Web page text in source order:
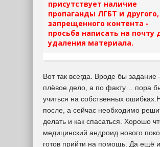
присутствует наличие
пропаганды ЛГБТ и другого,
запрещенного контента -
просьба написать на почту
удаления материала.
Вот так всегда. Вроде бы задание
плёвое дело, а по факту… пора
учиться на собственных
после, а сейчас необходимо
делать и как спасаться. Хорошо
медицинский андроид нового
готов прийти на помощь. Да ещё